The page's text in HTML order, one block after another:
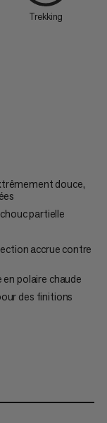
Trekking
douce,
partielle
accrue contre
polaire chaude
des finitions